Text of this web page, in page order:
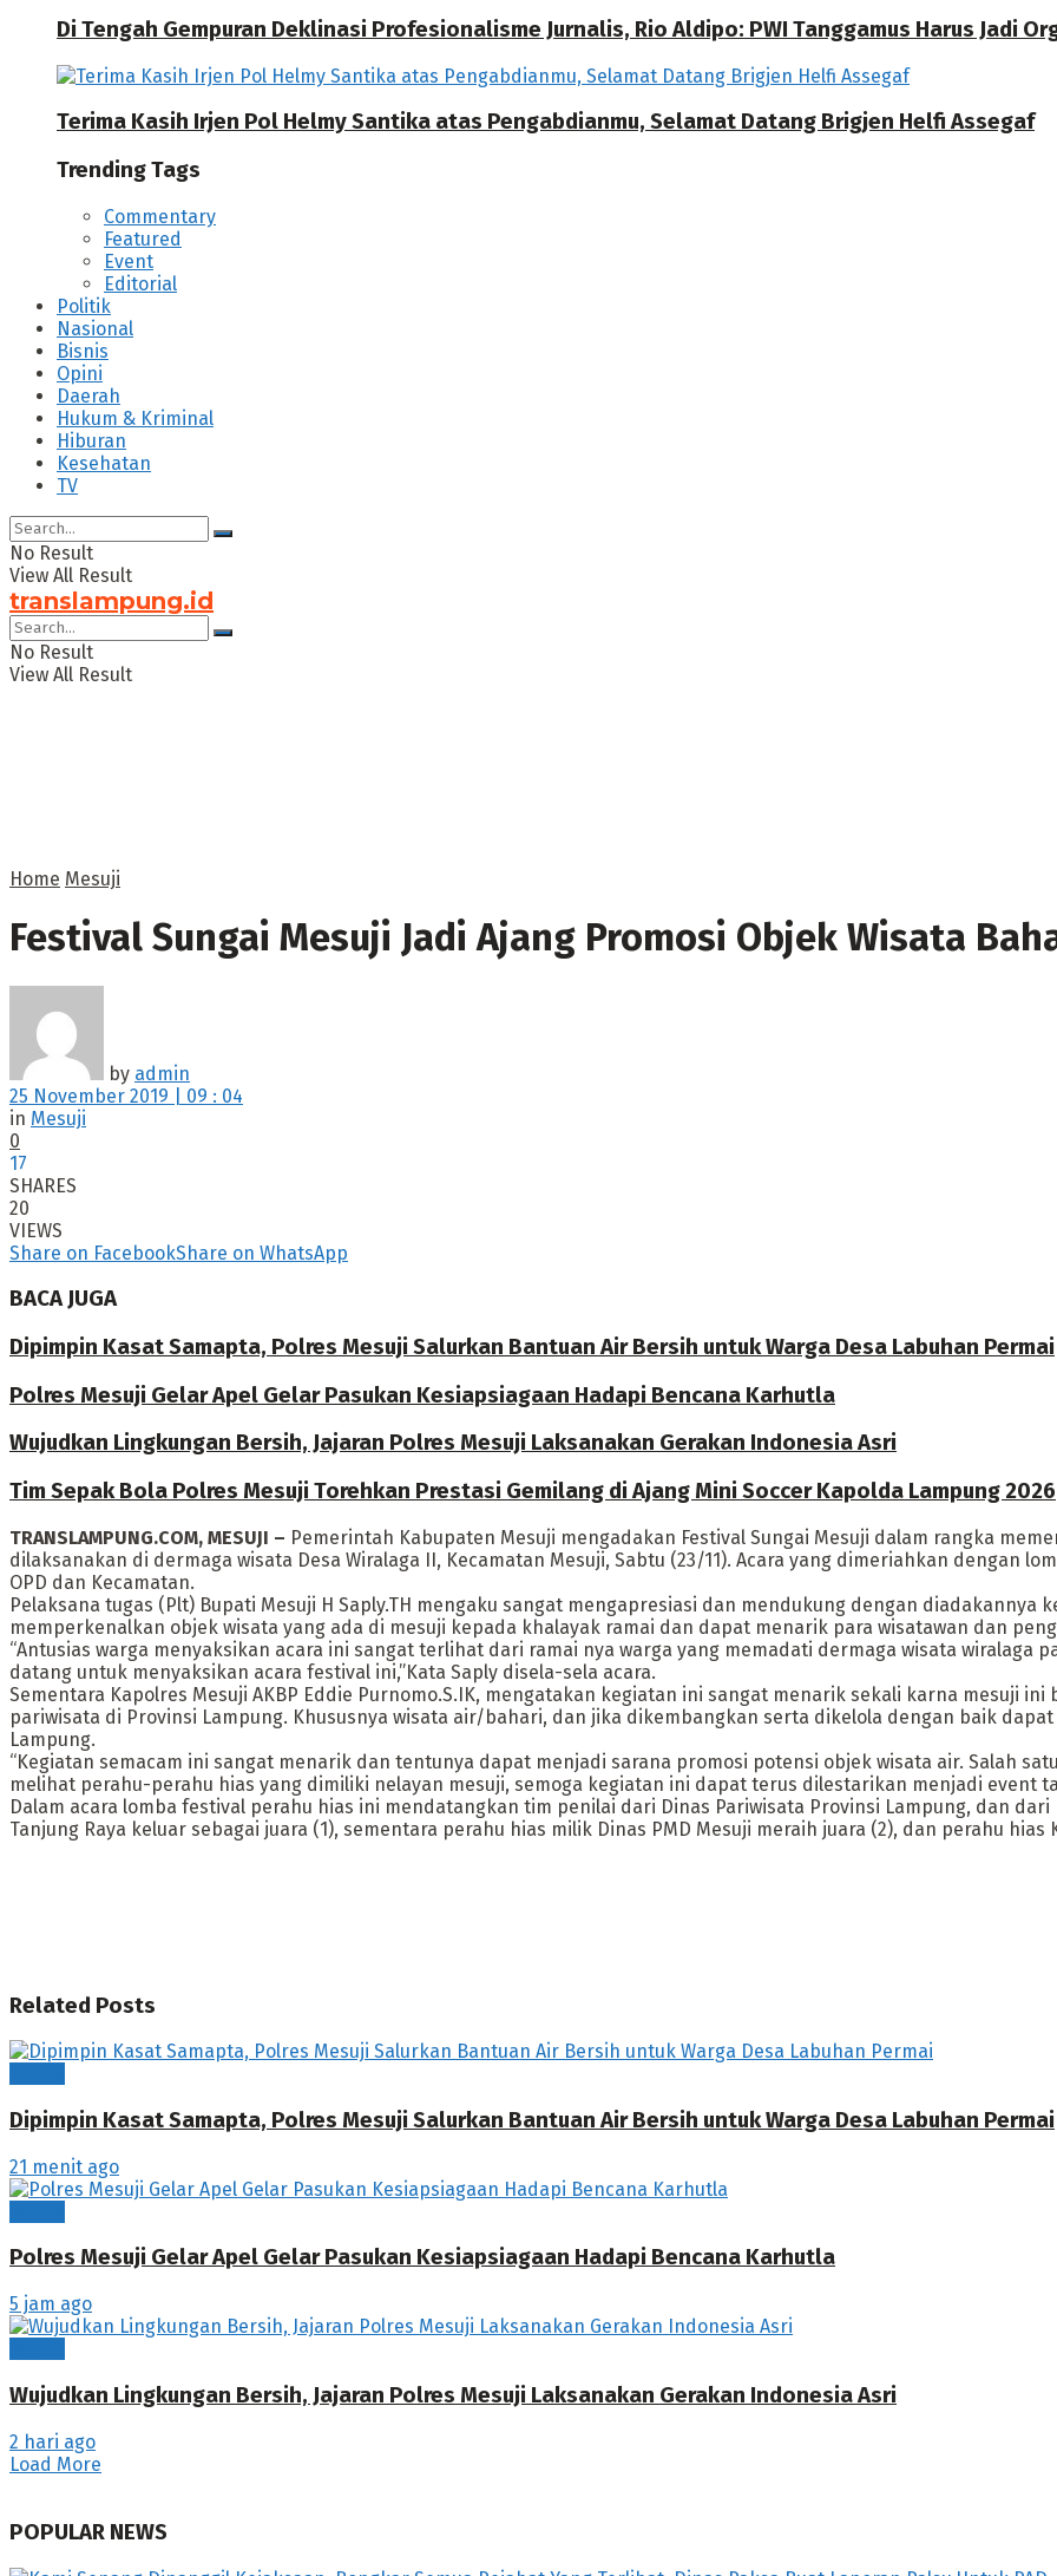
Di Tengah Gempuran Deklinasi Profesionalisme Jurnalis, Rio Aldipo: PWI Tanggamus Harus Jadi
Terima Kasih Irjen Pol Helmy Santika atas Pengabdianmu, Selamat Datang Brigjen Helfi Assegaf
Trending Tags
Commentary
Featured
Event
Editorial
Politik
Nasional
Bisnis
Opini
Daerah
Hukum & Kriminal
Hiburan
Kesehatan
TV
No Result
View All Result
translampung.id
No Result
View All Result
Home Mesuji
Festival Sungai Mesuji Jadi Ajang Promosi Objek Wisata
by admin
25 November 2019 | 09 : 04
in Mesuji
0
17
SHARES
20
VIEWS
Share on FacebookShare on WhatsApp
BACA JUGA
Dipimpin Kasat Samapta, Polres Mesuji Salurkan Bantuan Air Bersih untuk Warga Desa Labuhan Permai
Polres Mesuji Gelar Apel Gelar Pasukan Kesiapsiagaan Hadapi Bencana Karhutla
Wujudkan Lingkungan Bersih, Jajaran Polres Mesuji Laksanakan Gerakan Indonesia Asri
Tim Sepak Bola Polres Mesuji Torehkan Prestasi Gemilang di Ajang Mini Soccer Kapolda Lampung 2026
TRANSLAMPUNG.COM, MESUJI – Pemerintah Kabupaten Mesuji mengadakan Festival Sungai Mesuji dalam rangka
dilaksanakan di dermaga wisata Desa Wiralaga II, Kecamatan Mesuji, Sabtu (23/11). Acara yang dimeriahkan dengan
OPD dan Kecamatan.
Pelaksana tugas (Plt) Bupati Mesuji H Saply.TH mengaku sangat mengapresiasi dan mendukung dengan diadakannya
memperkenalkan objek wisata yang ada di mesuji kepada khalayak ramai dan dapat menarik para wisatawan dan
“Antusias warga menyaksikan acara ini sangat terlihat dari ramai nya warga yang memadati dermaga wisata wiralaga
datang untuk menyaksikan acara festival ini,”Kata Saply disela-sela acara.
Sementara Kapolres Mesuji AKBP Eddie Purnomo.S.IK, mengatakan kegiatan ini sangat menarik sekali karna mesuji
pariwisata di Provinsi Lampung. Khususnya wisata air/bahari, dan jika dikembangkan serta dikelola dengan baik
Lampung.
“Kegiatan semacam ini sangat menarik dan tentunya dapat menjadi sarana promosi potensi objek wisata air. Salah
melihat perahu-perahu hias yang dimiliki nelayan mesuji, semoga kegiatan ini dapat terus dilestarikan menjadi event
Dalam acara lomba festival perahu hias ini mendatangkan tim penilai dari Dinas Pariwisata Provinsi Lampung, dan
Tanjung Raya keluar sebagai juara (1), sementara perahu hias milik Dinas PMD Mesuji meraih juara (2), dan perahu hias
Related Posts
Dipimpin Kasat Samapta, Polres Mesuji Salurkan Bantuan Air Bersih untuk Warga Desa Labuhan Permai
21 menit ago
Polres Mesuji Gelar Apel Gelar Pasukan Kesiapsiagaan Hadapi Bencana Karhutla
5 jam ago
Wujudkan Lingkungan Bersih, Jajaran Polres Mesuji Laksanakan Gerakan Indonesia Asri
2 hari ago
Load More
POPULAR NEWS